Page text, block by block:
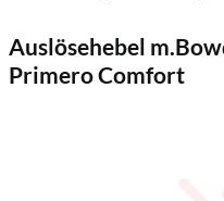
Auslösehebel
Primero Comfort